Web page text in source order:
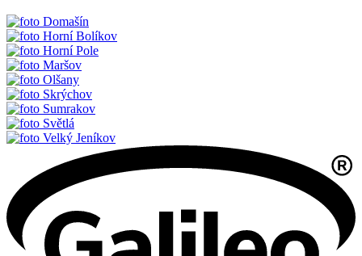
Domašín
Horní Bolíkov
Horní Pole
Maršov
Olšany
Skrýchov
Sumrakov
Světlá
Velký Jeníkov